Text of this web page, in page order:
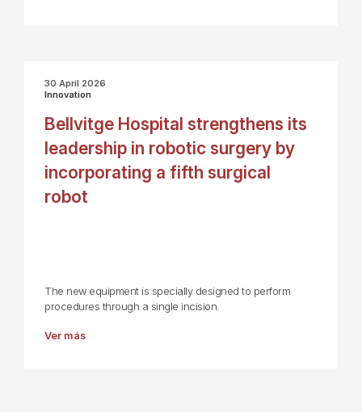
30 April 2026
Innovation
Bellvitge Hospital strengthens its
leadership in robotic surgery by
incorporating a fifth surgical
robot
The new equipment is specially designed to perform
procedures through a single incision.
Ver más